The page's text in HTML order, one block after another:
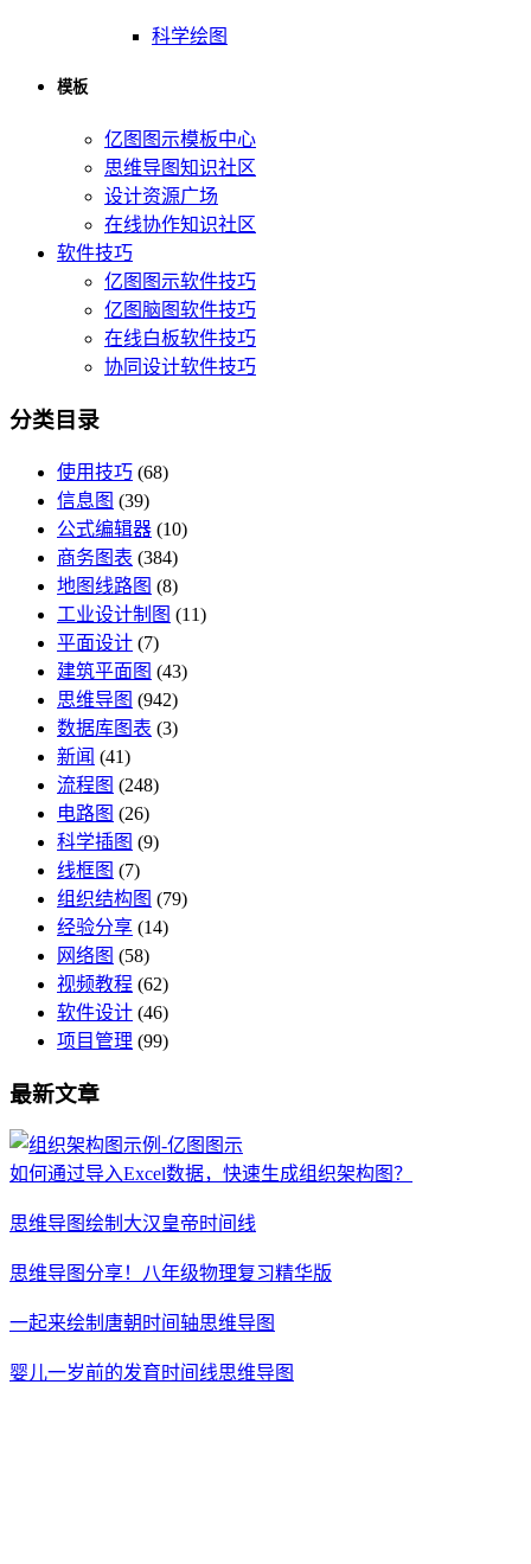
科学绘图
模板
亿图图示模板中心
思维导图知识社区
设计资源广场
在线协作知识社区
软件技巧
亿图图示软件技巧
亿图脑图软件技巧
在线白板软件技巧
协同设计软件技巧
分类目录
使用技巧 (68)
信息图 (39)
公式编辑器 (10)
商务图表 (384)
地图线路图 (8)
工业设计制图 (11)
平面设计 (7)
建筑平面图 (43)
思维导图 (942)
数据库图表 (3)
新闻 (41)
流程图 (248)
电路图 (26)
科学插图 (9)
线框图 (7)
组织结构图 (79)
经验分享 (14)
网络图 (58)
视频教程 (62)
软件设计 (46)
项目管理 (99)
最新文章
如何通过导入Excel数据，快速生成组织架构图？
思维导图绘制大汉皇帝时间线
思维导图分享！八年级物理复习精华版
一起来绘制唐朝时间轴思维导图
婴儿一岁前的发育时间线思维导图